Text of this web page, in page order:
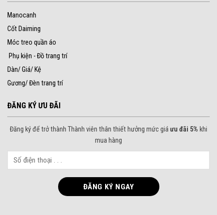
Manocanh
Cốt Daiming
Móc treo quần áo
Phụ kiện - Đồ trang trí
Dàn/ Giá/ Kệ
Gương/ Đèn trang trí
ĐĂNG KÝ ƯU ĐÃI
Đăng ký để trở thành Thành viên thân thiết hưởng mức giáưu đãi 5% khi
mua hàng